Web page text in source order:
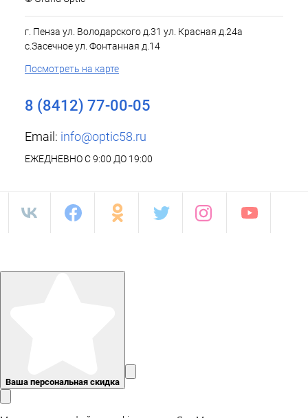
г. Пенза ул. Володарского д.31 ул. Красная д.24а
с.Засечное ул. Фонтанная д.14
Посмотреть на карте
8 (8412) 77-00-05
Email: info@optic58.ru
ЕЖЕДНЕВНО С 9:00 ДО 19:00
Ваша персональная скидка